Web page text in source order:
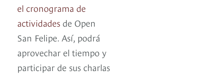
el cronograma de
actividades de Open
San Felipe. Así, podrá
aprovechar el tiempo y
participar de sus charlas